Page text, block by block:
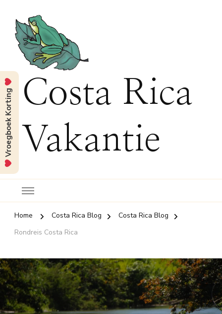
Costa Rica
Vakantie
Home Costa Rica Blog
Costa Rica Blog
Rondreis Costa Rica
Vroegboek Korting